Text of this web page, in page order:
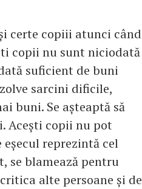
certe copiii atunci când
copii nu sunt niciodată
suficient de buni
sarcini dificile,
buni. Se așteaptă să
Acești copii nu pot
eșecul reprezintă cel
se blamează pentru
alte persoane și de